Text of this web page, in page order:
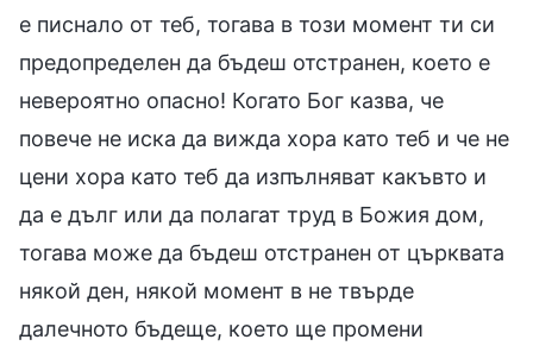
е писнало от теб, тогава в този момент ти си
предопределен да бъдеш отстранен, което е
невероятно опасно! Когато Бог казва, че
повече не иска да вижда хора като теб и че не
цени хора като теб да изпълняват какъвто и
да е дълг или да полагат труд в Божия дом,
тогава може да бъдеш отстранен от църквата
някой ден, някой момент в не твърде
далечното бъдеще, което ще промени